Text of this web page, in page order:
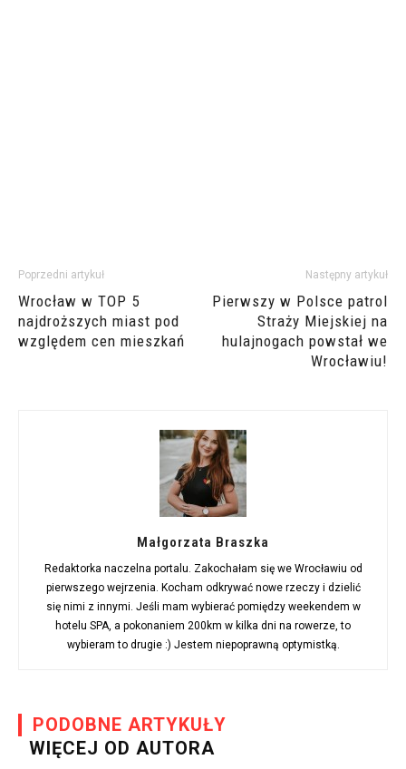
Poprzedni artykuł
Wrocław w TOP 5
najdroższych miast pod
względem cen mieszkań
Następny artykuł
Pierwszy w Polsce patrol
Straży Miejskiej na
hulajnogach powstał we
Wrocławiu!
Małgorzata Braszka
Redaktorka naczelna portalu. Zakochałam się we Wrocławiu od
pierwszego wejrzenia. Kocham odkrywać nowe rzeczy i dzielić
się nimi z innymi. Jeśli mam wybierać pomiędzy weekendem w
hotelu SPA, a pokonaniem 200km w kilka dni na rowerze, to
wybieram to drugie :) Jestem niepoprawną optymistką.
PODOBNE ARTYKUŁY
WIĘCEJ OD AUTORA